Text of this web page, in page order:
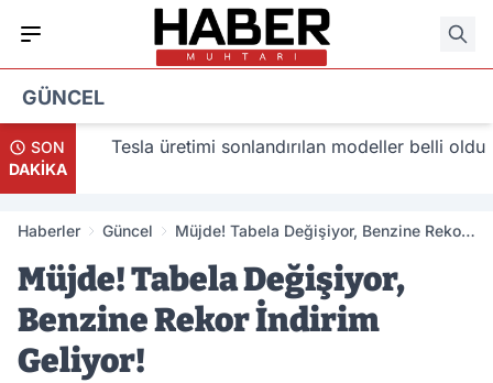
GÜNCEL
SON
DAKİKA
Tesla üretimi sonlandırılan modeller belli oldu
Haberler Güncel
Müjde! Tabela Değişiyor, Benzine Rekor
Müjde! Tabela Değişiyor,
Benzine Rekor İndirim
Geliyor!